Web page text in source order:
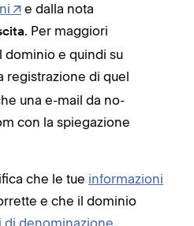
e dalla nota
. Per maggiori
dominio e quindi su
registrazione di quel
una e-mail da no-
con la spiegazione
che le tue informazioni
e che il dominio
di denominazione.